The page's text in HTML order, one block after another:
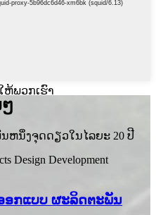
ຫ້ພວກເຮົາ
ນຶ່ງຈຸດດຽວໃນໄລຍະ 20 ປີ
ອກແບບ ຜະລິດຕະພັນ